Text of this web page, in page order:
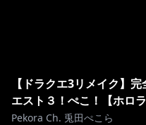
【ドラクエ3リメイク】
エスト３！ぺこ！【ホロ
Pekora Ch. 兎田ぺこら